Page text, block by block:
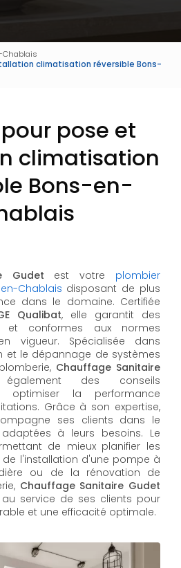
climatisation réversible Bons-
pose et
climatisation
Bons-en-
Gudet est votre plombier
Chablais disposant de plus
dans le domaine. Certifiée
Qualibat, elle garantit des
conformes aux normes
vigueur. Spécialisée dans
et le dépannage de systèmes
Chauffage Sanitaire
des conseils
optimiser la performance
Grâce à son expertise,
ses clients dans le
à leurs besoins. Le
de mieux planifier les
de l'installation d'une pompe à
ou de la rénovation de
Chauffage Sanitaire Gudet
service de ses clients pour
et une efficacité optimale.